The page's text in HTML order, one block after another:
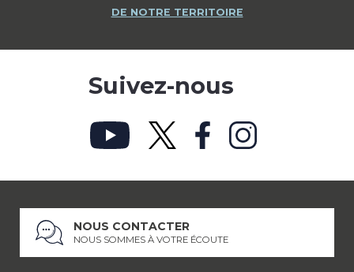
DE NOTRE TERRITOIRE
Suivez-nous
NOUS CONTACTER
NOUS SOMMES À VOTRE ÉCOUTE